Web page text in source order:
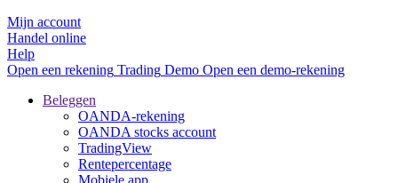
Mijn account
Handel online
Help
Open een rekening Trading Demo Open een demo-rekening
Beleggen
OANDA-rekening
OANDA stocks account
TradingView
Rentepercentage
Mobiele app